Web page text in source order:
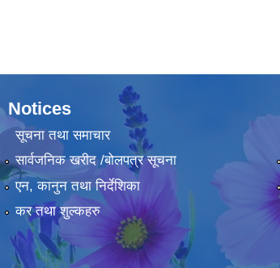
Notices
सूचना तथा समाचार
सार्वजनिक खरीद /बोलपत्र सूचना
एन, कानुन तथा निर्देशिका
कर तथा शुल्कहरु